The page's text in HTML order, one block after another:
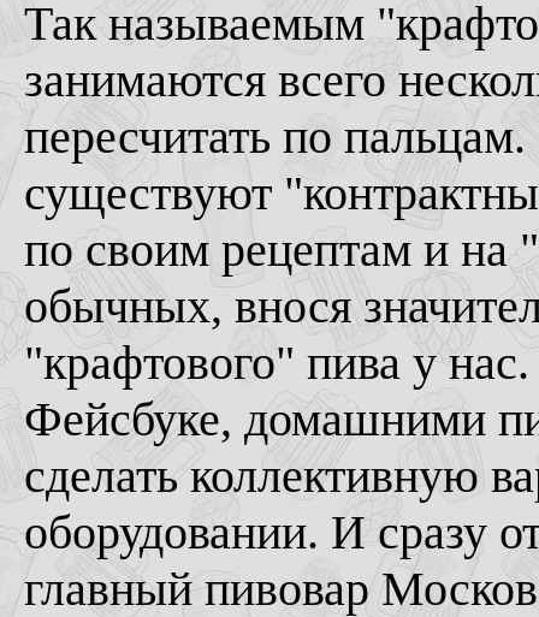
Так называемым
занимаются всего
пересчитать по
существуют
по своим рецептам и на
обычных, внося
"крафтового" пива у
Фейсбуке, домашними
сделать коллективную
оборудовании. И сразу
главный пивовар